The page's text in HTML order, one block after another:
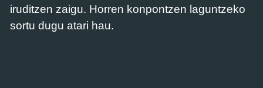
iruditzen zaigu. Horren konpontzen laguntzeko
sortu dugu atari hau.